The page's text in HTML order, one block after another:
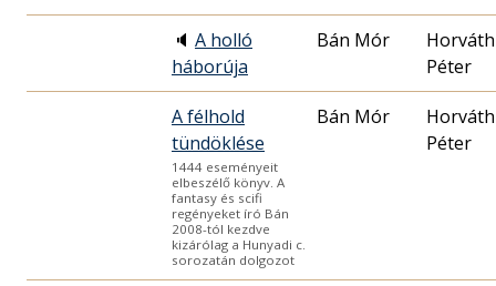
🔈 A holló
háborúja
Bán Mór
Horváth
Péter
A félhold
tündöklése
1444 eseményeit
elbeszélő könyv. A
fantasy és scifi
regényeket író Bán
2008-tól kezdve
kizárólag a Hunyadi c.
sorozatán dolgozot
Bán Mór
Horváth
Péter